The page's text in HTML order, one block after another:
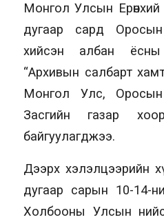
Монгол Улсын
дугаар сард
хийсэн албан
“Архивын салбарт
Монгол Улс,
Засгийн газар
байгуулагджээ.
Дээрх хэлэлцээрийн
дугаар сарын 10-14-
Холбооны Улсын